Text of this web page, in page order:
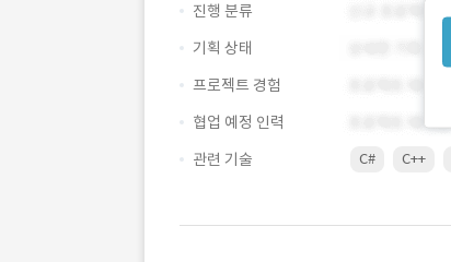
진행 분류
기획 상태
프로젝트 경험
협업 예정 인력
관련 기술
C# C++